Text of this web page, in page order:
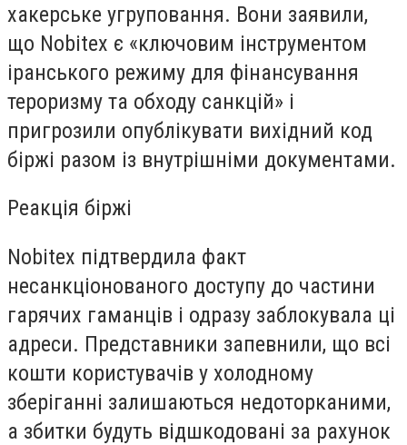
хакерське угруповання. Вони заявили,
що Nobitex є «ключовим інструментом
іранського режиму для фінансування
тероризму та обходу санкцій» і
пригрозили опублікувати вихідний код
біржі разом із внутрішніми документами.
Реакція біржі
Nobitex підтвердила факт
несанкціонованого доступу до частини
гарячих гаманців і одразу заблокувала ці
адреси. Представники запевнили, що всі
кошти користувачів у холодному
зберіганні залишаються недоторканими,
а збитки будуть відшкодовані за рахунок